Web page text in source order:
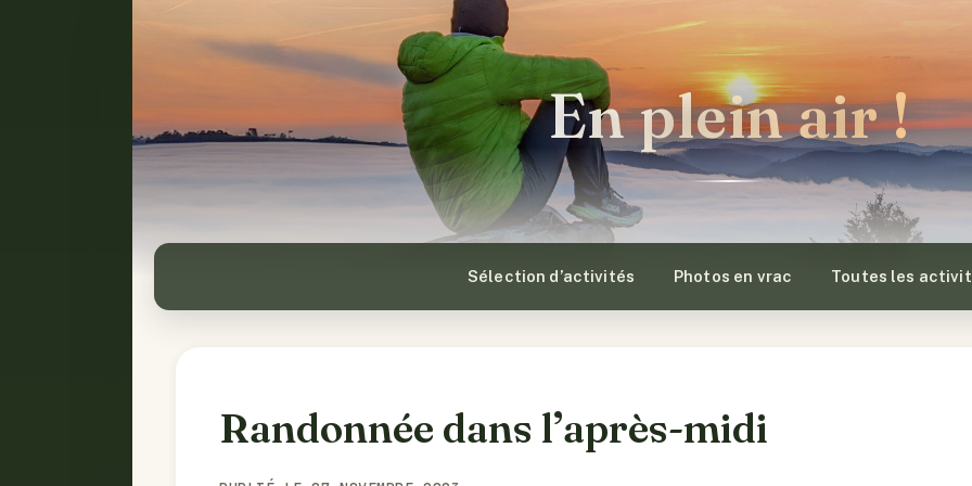
En plein air !
Sélection d’activités Photos en vrac Toutes les
Randonnée dans l’après-midi